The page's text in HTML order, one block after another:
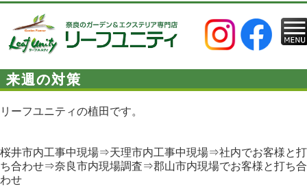
来週の対策
リーフユニティの植田です。
桜井市内工事中現場⇒天理市内工事中現場⇒社内でお客様と打
ち合わせ⇒奈良市内現場調査⇒郡山市内現場でお客様と打ち合
わせ